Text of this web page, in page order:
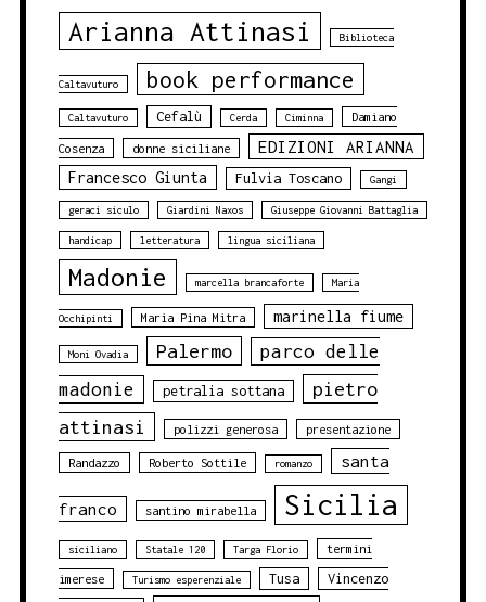
Arianna Attinasi Biblioteca
Caltavuturo book performance
Caltavuturo Cefalù Cerda Ciminna Damiano
Cosenza donne siciliane EDIZIONI ARIANNA
Francesco Giunta Fulvia Toscano Gangi
geraci siculo Giardini Naxos Giuseppe Giovanni Battaglia
handicap letteratura lingua siciliana
Madonie marcella brancaforte Maria
Occhipinti Maria Pina Mitra marinella fiume
Moni Ovadia Palermo
parco delle
madonie
petralia sottana
pietro
attinasi
polizzi generosa presentazione
Randazzo Roberto Sottile romanzo santa
franco santino mirabella Sicilia
siciliano Statale 120 Targa Florio termini
imerese Turismo esperenziale Tusa
Vincenzo